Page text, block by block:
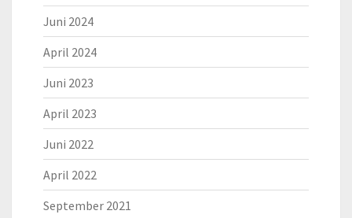
Juni 2024
April 2024
Juni 2023
April 2023
Juni 2022
April 2022
September 2021